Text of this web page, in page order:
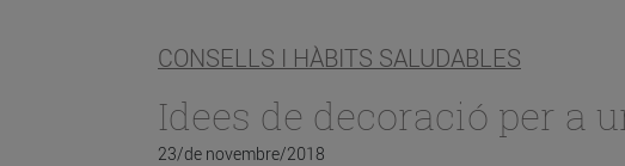
CONSELLS I HÀBITS SALUDABLES
Idees de decoració per a
23/de novembre/2018